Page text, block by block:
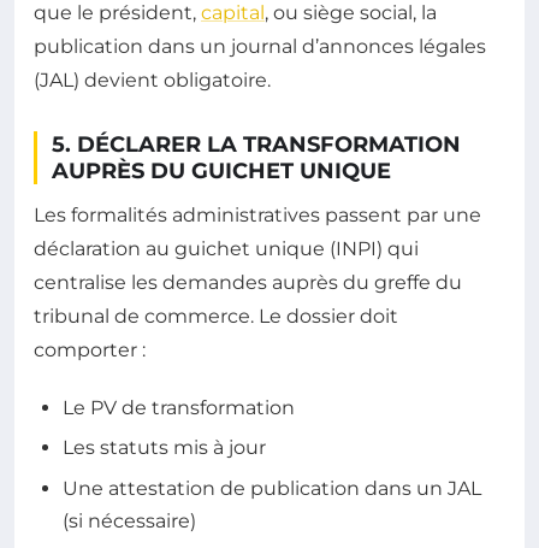
que le président, capital, ou siège social, la
publication dans un journal d’annonces légales
(JAL) devient obligatoire.
5. DÉCLARER LA TRANSFORMATION
AUPRÈS DU GUICHET UNIQUE
Les formalités administratives passent par une
déclaration au guichet unique (INPI) qui
centralise les demandes auprès du greffe du
tribunal de commerce. Le dossier doit
comporter :
Le PV de transformation
Les statuts mis à jour
Une attestation de publication dans un JAL
(si nécessaire)